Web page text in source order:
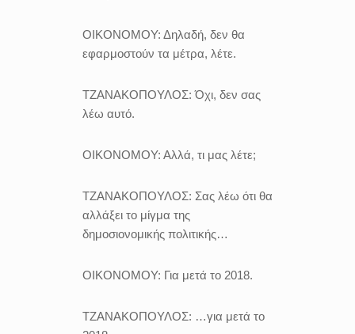
ΟΙΚΟΝΟΜΟΥ: Δηλαδή, δεν θα
εφαρμοστούν τα μέτρα, λέτε.
ΤΖΑΝΑΚΟΠΟΥΛΟΣ:Όχι, δεν σας
λέω αυτό.
ΟΙΚΟΝΟΜΟΥ: Αλλά, τι μας λέτε;
ΤΖΑΝΑΚΟΠΟΥΛΟΣ: Σας λέω ότι θα
αλλάξει το μίγμα της
δημοσιονομικής πολιτικής…
ΟΙΚΟΝΟΜΟΥ: Για μετά το 2018.
ΤΖΑΝΑΚΟΠΟΥΛΟΣ: …για μετά το